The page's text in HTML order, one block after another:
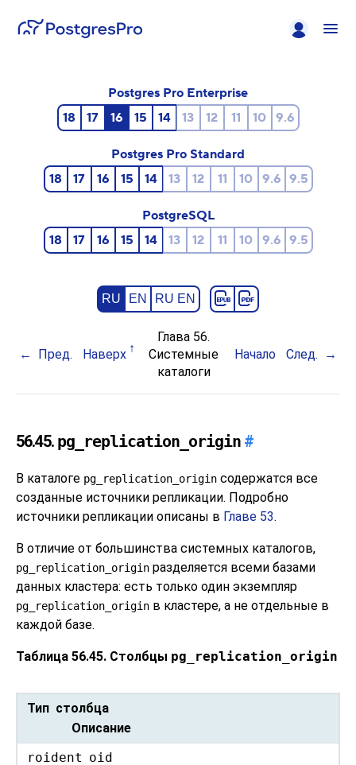
Postgres Pro Enterprise
18
17 16 15 14 13 12 11 10 9.6
Postgres Pro Standard
18
17 16 15 14 13 12 11 10 9.6 9.5
PostgreSQL
18
17 16 15 14 13 12 11 10 9.6 9.5
RU EN RU EN
Пред. Наверх
Глава 56.
Системные
каталоги
Начало След.
56.45. pg_replication_origin #
В каталоге pg_replication_origin содержатся все
созданные источники репликации. Подробно
источники репликации описаны в Главе 53.
В отличие от большинства системных каталогов,
pg_replication_origin разделяется всеми базами
данных кластера: есть только один экземпляр
pg_replication_origin в кластере, а не отдельные в
каждой базе.
Таблица 56.45. Столбцы pg_replication_origin
Тип столбца
Описание
roident oid